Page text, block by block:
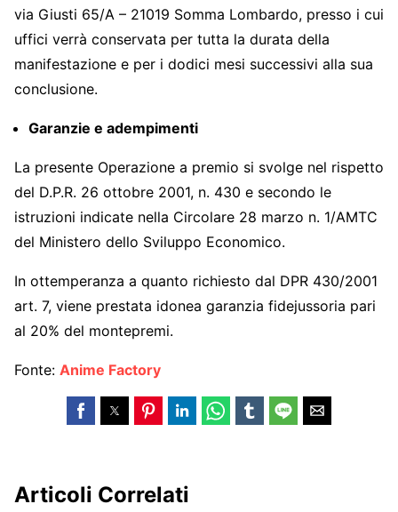
via Giusti 65/A – 21019 Somma Lombardo, presso i cui
uffici verrà conservata per tutta la durata della
manifestazione e per i dodici mesi successivi alla sua
conclusione.
Garanzie e adempimenti
La presente Operazione a premio si svolge nel rispetto
del D.P.R. 26 ottobre 2001, n. 430 e secondo le
istruzioni indicate nella Circolare 28 marzo n. 1/AMTC
del Ministero dello Sviluppo Economico.
In ottemperanza a quanto richiesto dal DPR 430/2001
art. 7, viene prestata idonea garanzia fidejussoria pari
al 20% del montepremi.
Fonte: Anime Factory
Articoli Correlati